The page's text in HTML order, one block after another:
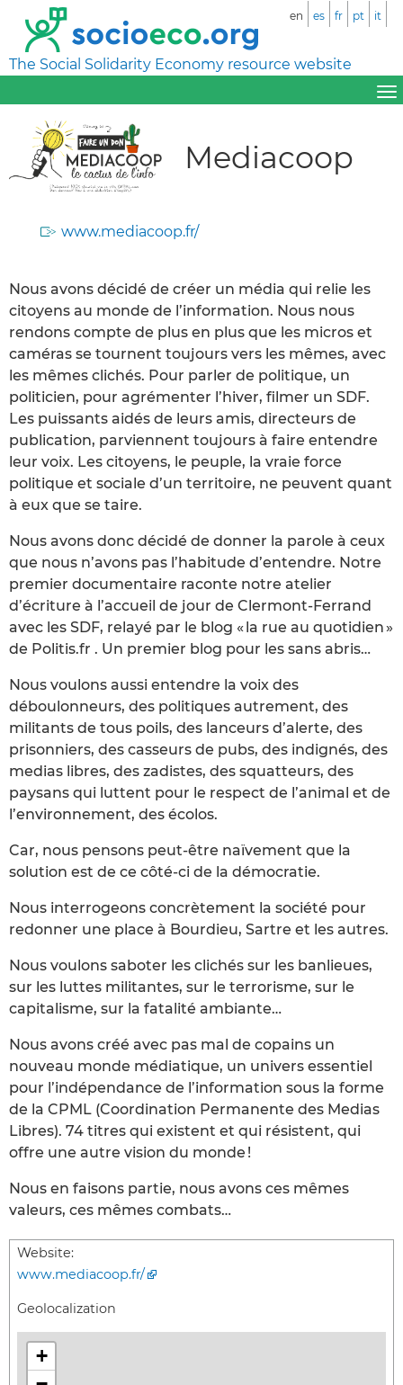
The Social Solidarity Economy resource website
en es fr pt it
Mediacoop
www.mediacoop.fr/
Nous avons décidé de créer un média qui relie les
citoyens au monde de l’information. Nous nous
rendons compte de plus en plus que les micros et
caméras se tournent toujours vers les mêmes, avec
les mêmes clichés. Pour parler de politique, un
politicien, pour agrémenter l’hiver, filmer un SDF.
Les puissants aidés de leurs amis, directeurs de
publication, parviennent toujours à faire entendre
leur voix. Les citoyens, le peuple, la vraie force
politique et sociale d’un territoire, ne peuvent quant
à eux que se taire.
Nous avons donc décidé de donner la parole à ceux
que nous n’avons pas l’habitude d’entendre. Notre
premier documentaire raconte notre atelier
d’écriture à l’accueil de jour de Clermont-Ferrand
avec les SDF, relayé par le blog « la rue au quotidien »
de Politis.fr . Un premier blog pour les sans abris…
Nous voulons aussi entendre la voix des
déboulonneurs, des politiques autrement, des
militants de tous poils, des lanceurs d’alerte, des
prisonniers, des casseurs de pubs, des indignés, des
medias libres, des zadistes, des squatteurs, des
paysans qui luttent pour le respect de l’animal et de
l’environnement, des écolos.
Car, nous pensons peut-être naïvement que la
solution est de ce côté-ci de la démocratie.
Nous interrogeons concrètement la société pour
redonner une place à Bourdieu, Sartre et les autres.
Nous voulons saboter les clichés sur les banlieues,
sur les luttes militantes, sur le terrorisme, sur le
capitalisme, sur la fatalité ambiante…
Nous avons créé avec pas mal de copains un
nouveau monde médiatique, un univers essentiel
pour l’indépendance de l’information sous la forme
de la CPML (Coordination Permanente des Medias
Libres). 74 titres qui existent et qui résistent, qui
offre une autre vision du monde !
Nous en faisons partie, nous avons ces mêmes
valeurs, ces mêmes combats…
Website:
www.mediacoop.fr/
Geolocalization
+